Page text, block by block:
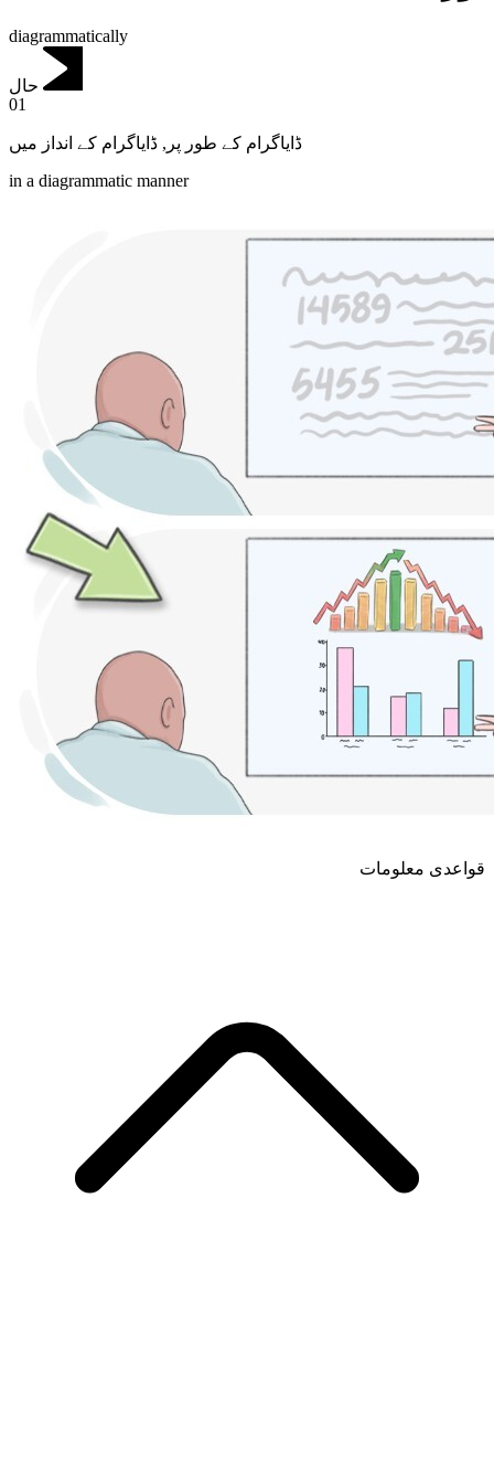
diagrammatically
حال
01
ڈایاگرام کے طور پر , ڈایاگرام کے انداز میں
in a diagrammatic manner
قواعدی معلومات